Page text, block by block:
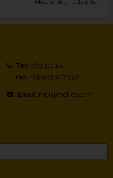
Mostrando 1 - 1 de 1 item
Tel: 963 311 107
Fax: +34 963 307 992
Email: mct@mct-es.com